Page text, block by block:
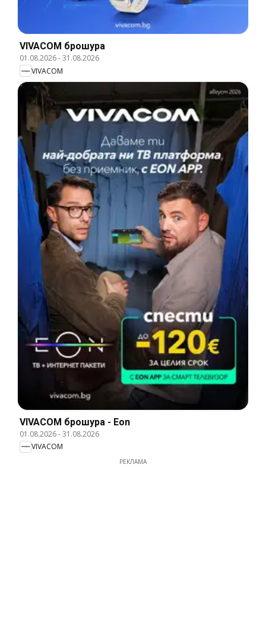
VIVACOM брошура
01.08.2026-31.08.2026
VIVACOM
VIVACOM брошура - Eon
01.08.2026-31.08.2026
VIVACOM
РЕКЛАМА